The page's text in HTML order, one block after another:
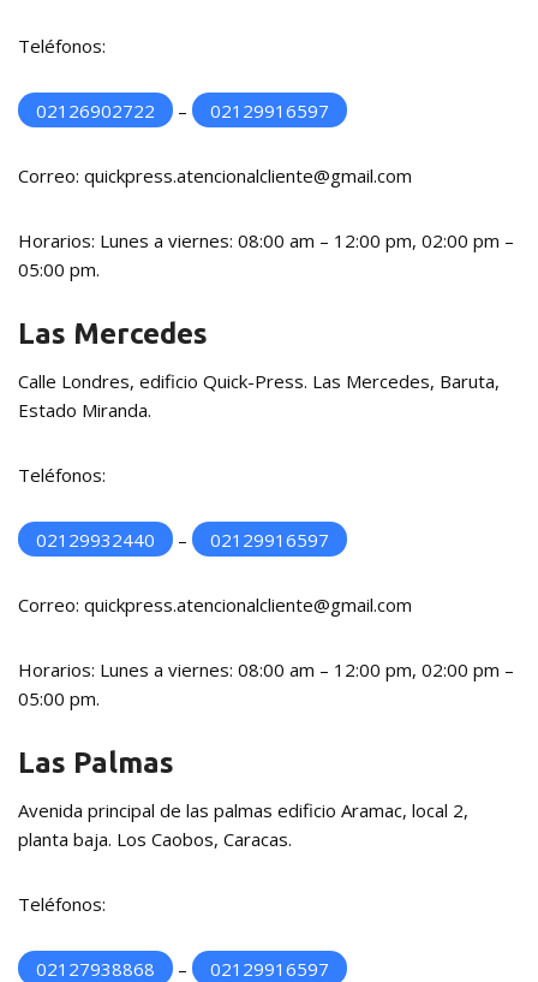
Teléfonos:
02126902722 – 02129916597
Correo: quickpress.atencionalcliente@gmail.com
Horarios: Lunes a viernes: 08:00 am – 12:00 pm, 02:00 pm –
05:00 pm.
Las Mercedes
Calle Londres, edificio Quick-Press. Las Mercedes, Baruta,
Estado Miranda.
Teléfonos:
02129932440 – 02129916597
Correo: quickpress.atencionalcliente@gmail.com
Horarios: Lunes a viernes: 08:00 am – 12:00 pm, 02:00 pm –
05:00 pm.
Las Palmas
Avenida principal de las palmas edificio Aramac, local 2,
planta baja. Los Caobos, Caracas.
Teléfonos:
02127938868 – 02129916597